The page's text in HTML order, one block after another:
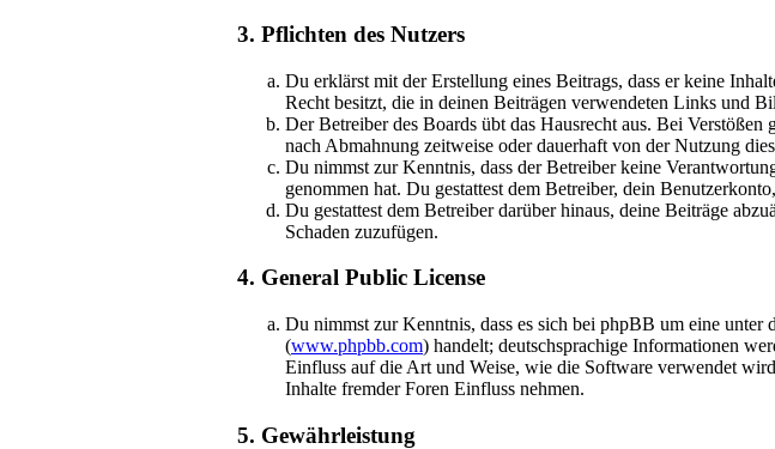
3. Pflichten des Nutzers
Du erklärst mit der Erstellung eines Beitrags, dass er keine
Recht besitzt, die in deinen Beiträgen verwendeten Links und
Der Betreiber des Boards übt das Hausrecht aus. Bei
nach Abmahnung zeitweise oder dauerhaft von der Nutzung
Du nimmst zur Kenntnis, dass der Betreiber keine
genommen hat. Du gestattest dem Betreiber, dein
Du gestattest dem Betreiber darüber hinaus, deine Beiträge
Schaden zuzufügen.
4. General Public License
Du nimmst zur Kenntnis, dass es sich bei phpBB um eine unter
(www.phpbb.com) handelt; deutschsprachige Informationen
Einfluss auf die Art und Weise, wie die Software verwendet
Inhalte fremder Foren Einfluss nehmen.
5. Gewährleistung